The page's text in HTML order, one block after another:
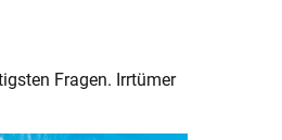
Fragen. Irrtümer